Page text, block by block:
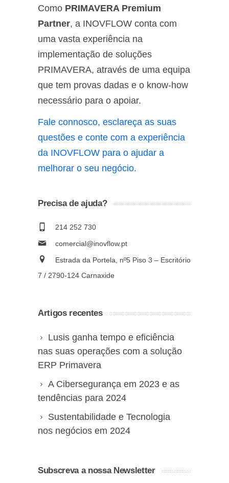
Como PRIMAVERA Premium
Partner, a INOVFLOW conta com
uma vasta experiência na
implementação de soluções
PRIMAVERA, através de uma equipa
que tem provas dadas e o know-how
necessário para o apoiar.
Fale connosco, esclareça as suas
questões e conte com a experiência
da INOVFLOW para o ajudar a
melhorar o seu negócio.
Precisa de ajuda?
214 252 730
comercial@inovflow.pt
Estrada da Portela, nº5 Piso 3 – Escritório
7 / 2790-124 Carnaxide
Artigos recentes
Lusis ganha tempo e eficiência
nas suas operações com a solução
ERP Primavera
A Cibersegurança em 2023 e as
tendências para 2024
Sustentabilidade e Tecnologia
nos negócios em 2024
Subscreva a nossa Newsletter